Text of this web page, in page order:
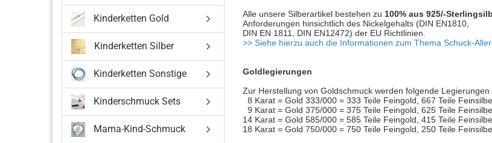
Alle unsere Silberartikel bestehen zu 100% aus 925/-
Anforderungen hinsichtlich des Nickelgehalts (DIN EN1810,
DIN EN 1811, DIN EN12472) der EU Richtlinien.
>> Siehe hierzu auch die Informationen zum Thema Schuck-
Goldlegierungen
Zur Herstellung von Goldschmuck werden folgende
8 Karat = Gold 333/000 = 333 Teile Feingold, 667 Teile
9 Karat = Gold 375/000 = 375 Teile Feingold, 625 Teile
14 Karat = Gold 585/000 = 585 Teile Feingold, 415 Teile
18 Karat = Gold 750/000 = 750 Teile Feingold, 250 Teile
Kinderketten Gold
Kinderketten Silber
Kinderketten Sonstige
Kinderschmuck Sets
Mama-Kind-Schmuck